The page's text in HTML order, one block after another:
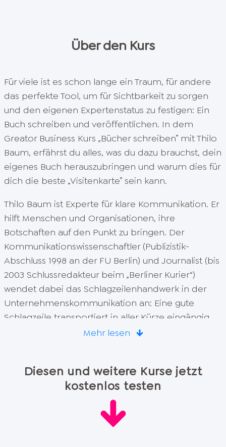
(8min)
12. Schreib dein Buch oder lass es schreiben
(14min)
13. Lektorat oder Korrektorat
(10 min)
14. Buch drucken lassen
(10min)
15. Die VG Wort
16. Dein E-Book
(12min)
17. Dein Hörbuch
(11min)
17. Dein Hörbuch
(12min)
Nimm den Stift in die Hand und lege los!
(4min)
Über den Kurs
Für viele ist es schon lange ein Traum, für andere
das perfekte Tool, um für Sichtbarkeit zu sorgen
und den eigenen Expertenstatus zu festigen: Ein
Buch schreiben und veröffentlichen. In dem
Greator Business Kurs „Bücher schreiben” mit Thilo
Baum, erfährst du alles, was du dazu brauchst, dein
eigenes Buch herauszubringen und warum dies für
dich die beste „Visitenkarte” sein kann.
Thilo Baum ist Experte für klare Kommunikation. Er
hilft Menschen und Organisationen, ihre
Botschaften auf den Punkt zu bringen. Der
Kommunikationswissenschaftler (Publizistik-
Abschluss 1998 an der FU Berlin) und Journalist (bis
2003 Schlussredakteur beim „Berliner Kurier“)
wendet dabei das Schlagzeilenhandwerk in der
Unternehmenskommunikation an: Eine gute
Schlagzeile transportiert in aller Kürze eingängig
die Bedeutung des Themas aus Kundensicht. Thilo
Formel“ (Eichborn 2009) und „Denk mit! Erfolg
durch Perspektivenwechsel“ (STARK 2012). Er erhielt
Trainerbuchpreise 2010 und 2012 für „Mach dein
Ding! Der Weg zu Glück und Erfolg im Job“
(Eichborn 2010) sowie für „Die Bildungslücke. Der
Mehr lesen
Diesen und weitere Kurse jetzt
kostenlos testen